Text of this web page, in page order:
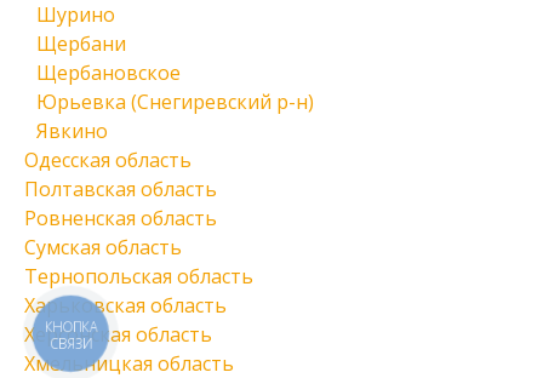
Шурино
Щербани
Щербановское
Юрьевка (Снегиревский р-н)
Явкино
Одесская область
Полтавская область
Ровненская область
Сумская область
Тернопольская область
Харьковская область
Херсонская область
Хмельницкая область
КНОПКА
СВЯЗИ